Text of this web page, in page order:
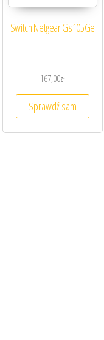
Switch Netgear Gs105Ge
167,00zł
Sprawdź sam